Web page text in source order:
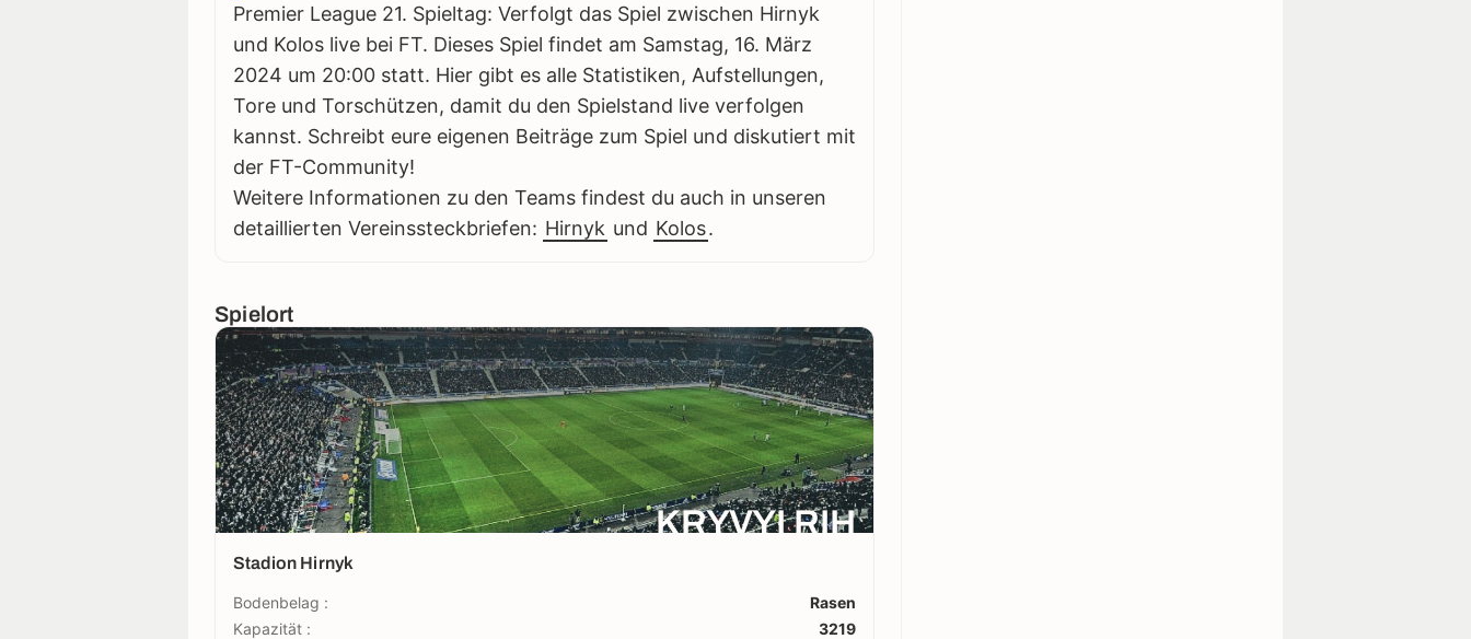
Premier League 21. Spieltag: Verfolgt das Spiel zwischen Hirnyk
und Kolos live bei FT. Dieses Spiel findet am Samstag, 16. März
2024 um 20:00 statt. Hier gibt es alle Statistiken, Aufstellungen,
Tore und Torschützen, damit du den Spielstand live verfolgen
kannst. Schreibt eure eigenen Beiträge zum Spiel und diskutiert mit
der FT-Community!
Weitere Informationen zu den Teams findest du auch in unseren
detaillierten Vereinssteckbriefen: Hirnyk und Kolos.
Spielort
KRYVYI RIH
Stadion Hirnyk
Bodenbelag :
Rasen
Kapazität :
3219